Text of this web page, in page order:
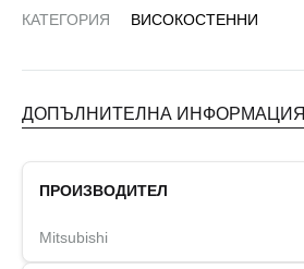
КАТЕГОРИЯ ВИСОКОСТЕННИ
ДОПЪЛНИТЕЛНА ИНФОРМАЦИЯ
ПРОИЗВОДИТЕЛ
Mitsubishi